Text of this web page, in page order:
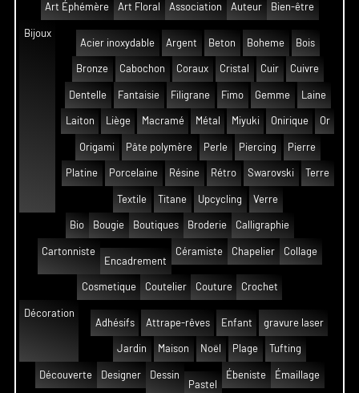
Art Éphémère Art Floral Association Auteur Bien-être
Bijoux
Acier inoxydable
Argent Beton Boheme Bois
Bronze Cabochon Coraux Cristal Cuir Cuivre
Dentelle Fantaisie Filigrane Fimo Gemme Laine
Laiton Liège Macramé Métal Miyuki Onirique Or
Origami Pâte polymère Perle Piercing Pierre
Platine Porcelaine Résine Rétro Swarovski Terre
Textile Titane Upcycling Verre
Bio Bougie Boutiques Broderie Calligraphie
Cartonniste
Encadrement
Céramiste Chapelier Collage
Cosmetique Coutelier Couture Crochet
Décoration
Adhésifs
Attrape-rêves Enfant gravure laser
Jardin Maison Noël Plage Tufting
Découverte Designer
Dessin
Pastel
Ébeniste Émaillage